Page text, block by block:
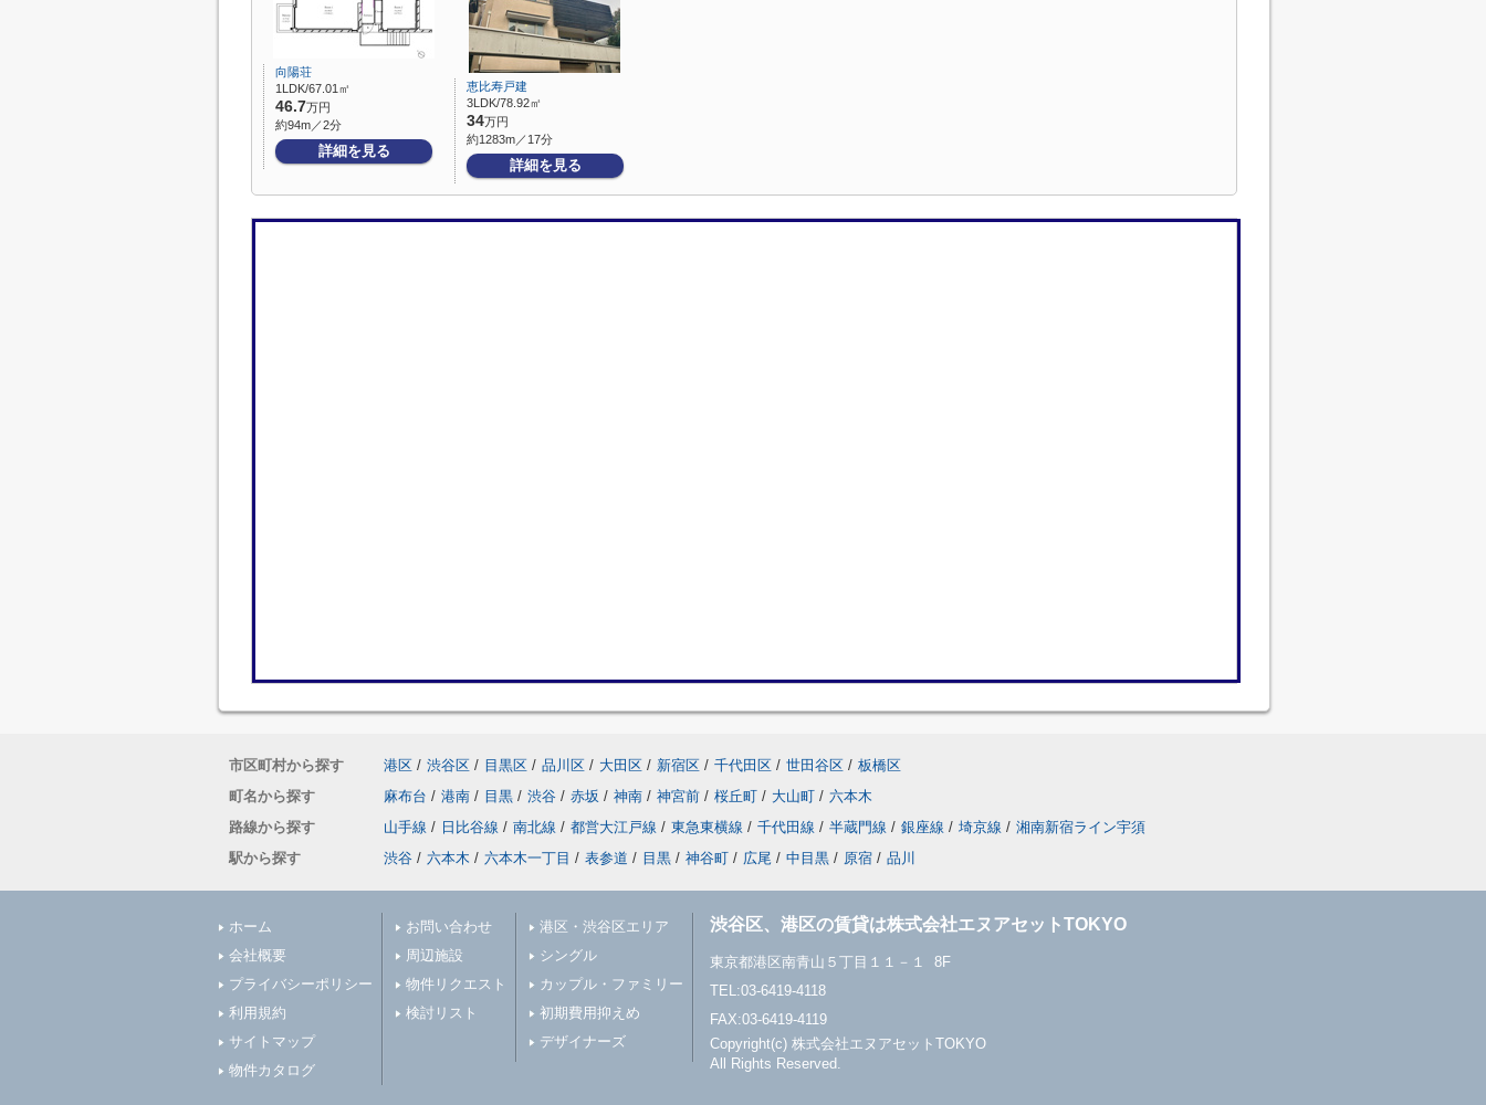
向陽荘
1LDK/67.01㎡
46.7万円
約94m／2分
詳細を見る
恵比寿戸建
3LDK/78.92㎡
34万円
約1283m／17分
詳細を見る
市区町村から探す 港区 / 渋谷区 / 目黒区 / 品川区 / 大田区 / 新宿区 / 千代田区 / 世田谷区 / 板橋区
町名から探す
麻布台 / 港南 / 目黒 / 渋谷 / 赤坂 / 神南 / 神宮前 / 桜丘町 / 大山町 / 六本木
路線から探す
山手線 / 日比谷線 / 南北線 / 都営大江戸線 / 東急東横線 / 千代田線 / 半蔵門線 / 銀座線 / 埼京線 / 湘南新宿ライン宇須
駅から探す
渋谷 / 六本木 / 六本木一丁目 / 表参道 / 目黒 / 神谷町 / 広尾 / 中目黒 / 原宿 / 品川
ホーム
会社概要
プライバシーポリシー
利用規約
サイトマップ
物件カタログ
お問い合わせ
周辺施設
物件リクエスト
検討リスト
港区・渋谷区エリア
シングル
カップル・ファミリー
初期費用抑えめ
デザイナーズ
渋谷区、港区の賃貸は株式会社エヌアセットTOKYO
東京都港区南青山５丁目１１－１ 8F
TEL:03-6419-4118
FAX:03-6419-4119
Copyright(c) 株式会社エヌアセットTOKYO
All Rights Reserved.